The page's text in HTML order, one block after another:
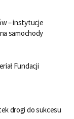
– instytucje
samochody
Fundacji
drogi do sukcesu